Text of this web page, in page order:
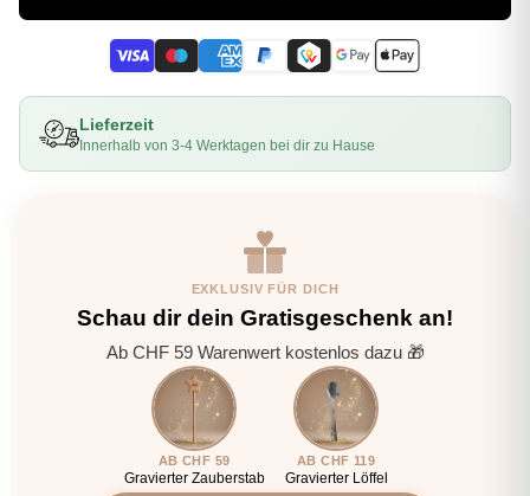
Lieferzeit
Innerhalb von 3-4 Werktagen bei dir zu Hause
EXKLUSIV FÜR DICH
Schau dir dein Gratisgeschenk an!
Ab CHF 59 Warenwert kostenlos dazu 🎁
AB CHF 59
Gravierter Zauberstab
AB CHF 119
Gravierter Löffel